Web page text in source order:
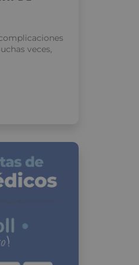
veces,